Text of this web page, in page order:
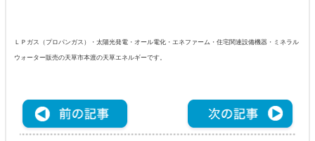
ＬＰガス（プロパンガス）・太陽光発電・オール電化・エネファーム・住宅関連設備機器・ミネラル
ウォーター販売の天草市本渡の天草エネルギーです。